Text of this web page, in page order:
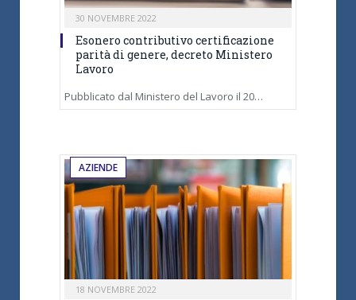
30 NOVEMBRE 2022
Esonero contributivo certificazione
parità di genere, decreto Ministero
Lavoro
Pubblicato dal Ministero del Lavoro il 20…
AZIENDE
18 NOVEMBRE 2022